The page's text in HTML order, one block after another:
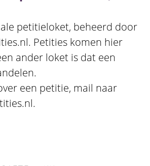
petitieloket, beheerd door
Petities komen hier
ander loket is dat een
een petitie, mail naar